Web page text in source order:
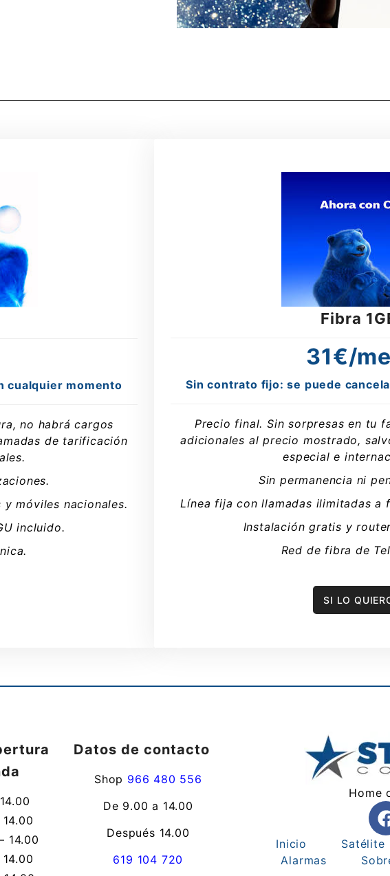
cualquier momento
no habrá cargos
de tarificación
móviles nacionales.
incluido.
Fibra
31€/
Sin contrato fijo: se puede
Precio final. Sin sorpresas en tu
adicionales al precio mostrado,
especial e
Sin permanencia ni
Línea fija con llamadas ilimitadas a
Instalación gratis y
Red de fibra de
SI LO
14.00
Datos de contacto
Shop 966 480 556
De 9.00 a 14.00
Después 14.00
619 104 720
Home
Inicio Satélite
Alarmas